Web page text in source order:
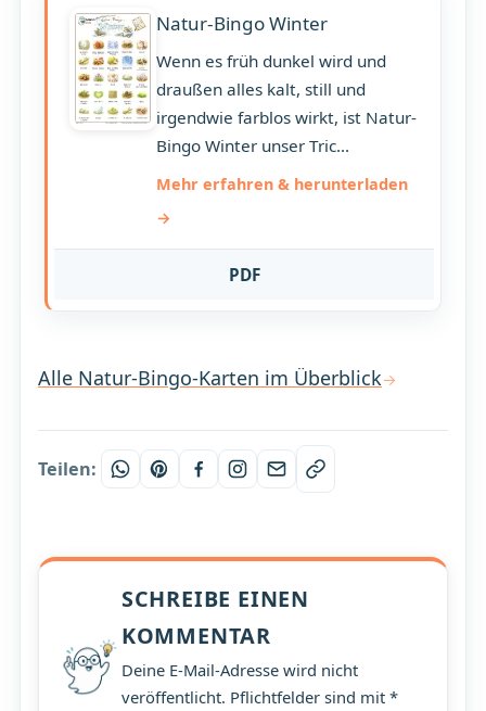
Natur-Bingo Winter
Wenn es früh dunkel wird und
draußen alles kalt, still und
irgendwie farblos wirkt, ist Natur-
Bingo Winter unser Tric...
Mehr erfahren & herunterladen
PDF
Alle Natur-Bingo-Karten im Überblick
Teilen:
SCHREIBE EINEN
KOMMENTAR
Deine E-Mail-Adresse wird nicht
veröffentlicht. Pflichtfelder sind mit *